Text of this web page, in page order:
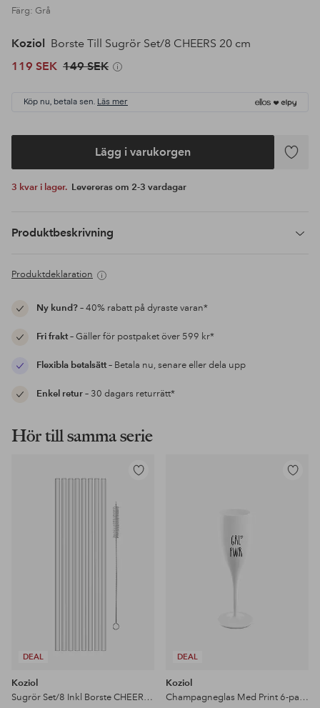
Färg: Grå
Koziol
Borste Till Sugrör Set/8 CHEERS 20 cm
119 SEK 149 SEK
Köp nu, betala sen. Läs mer
Lägg i varukorgen
Lägg
3 kvar i lager. Levereras om 2-3 vardagar
Produktbeskrivning
Produktdeklaration
Ny kund?– 40% rabatt på dyraste varan*
Fri frakt– Gäller för postpaket över 599 kr*
Flexibla betalsätt– Betala nu, senare eller dela upp
Enkel retur– 30 dagars returrätt*
Hör till samma serie
DEAL
Lägg
Koziol
Sugrör Set/8 Inkl Borste CHEERS 27 cm
DEAL
Lägg
Koziol
Champagneglas Med Print 6-pack CHEERS 100ml